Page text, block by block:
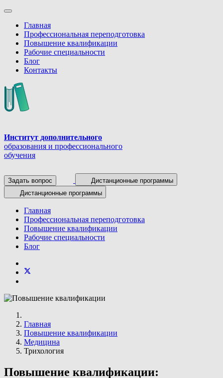
Главная
Профессиональная переподготовка
Повышение квалификации
Рабочие специальности
Блог
Контакты
Институт дополнительного
образования и профессионального
обучения
Задать вопрос
Дистанционные программы
Дистанционные программы
Главная
Профессиональная переподготовка
Повышение квалификации
Рабочие специальности
Блог
Главная
Повышение квалификации
Медицина
Трихология
Повышение квалификации: